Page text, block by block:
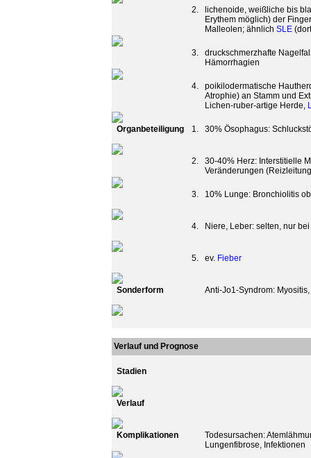
2.
lichenoide, weißliche bis
Erythem möglich) der
Malleolen; ähnlich SLE
3.
druckschmerzhafte
Hämorrhagien
4.
poikilodermatische
Atrophie) an Stamm und
Lichen-ruber-artige Herde,
Organbeteiligung 1. 30% Ösophagus:
2.
30-40% Herz: Interstitielle
Veränderungen
3. 10% Lunge: Bronchiolitis
4. Niere, Leber: selten, nur
5. ev. Fieber
Sonderform Anti-Jo1-Syndrom:
Verlauf und Prognose
Stadien
Verlauf
Komplikationen
Todesursachen:
Lungenfibrose, Infektionen